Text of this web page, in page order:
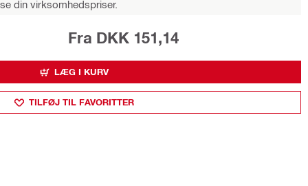
din virksomhedspriser.
Fra DKK 151,14
LÆG I KURV
TILFØJ TIL FAVORITTER